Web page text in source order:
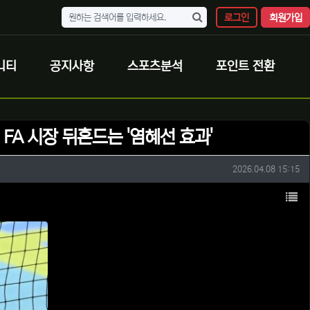
로그인 회원가입
티 공지사항 스포츠분석 포인트 전환
시장 뒤흔드는 '염혜선 효과'
작성일
2026.04.08 15:15
목